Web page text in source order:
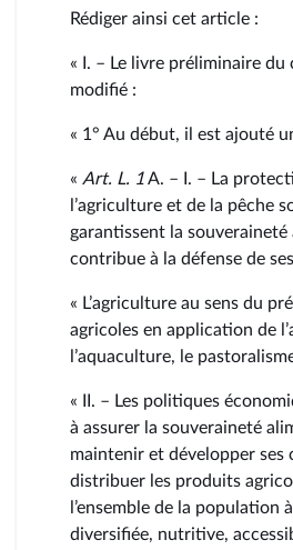
Rédiger ainsi cet article :
« I. – Le livre préliminaire
modifié :
« 1° Au début, il est ajouté
« Art. L. 1A. – I. – La
l’agriculture et de la pêche
garantissent la
contribue à la défense de
« L’agriculture au sens du
agricoles en application de
l’aquaculture, le
« II. – Les politiques
à assurer la souveraineté
maintenir et développer ses
distribuer les produits
l’ensemble de la
diversifiée, nutritive,